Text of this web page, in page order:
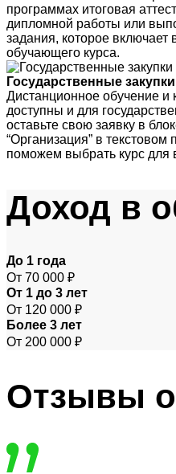
программах итоговая
дипломной работы или
задания, которое
обучающего курса.
Государственные закупки
Дистанционное обучение
доступны и для
оставьте свою заявку в
“Организация” в
поможем выбрать курс для
Доход в
До 1 года
От 70 000 ₽
От 1 до 3 лет
От 120 000 ₽
Более 3 лет
От 200 000 ₽
Отзывы